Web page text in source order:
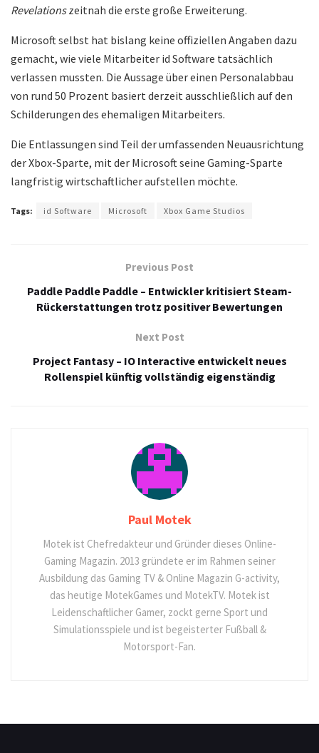
Revelationszeitnah die erste große Erweiterung.
Microsoft selbst hat bislang keine offiziellen Angaben dazu
gemacht, wie viele Mitarbeiter id Software tatsächlich
verlassen mussten. Die Aussage über einen Personalabbau
von rund 50 Prozent basiert derzeit ausschließlich auf den
Schilderungen des ehemaligen Mitarbeiters.
Die Entlassungen sind Teil der umfassenden Neuausrichtung
der Xbox-Sparte, mit der Microsoft seine Gaming-Sparte
langfristig wirtschaftlicher aufstellen möchte.
Tags: id Software Microsoft Xbox Game Studios
Previous Post
Paddle Paddle Paddle – Entwickler kritisiert Steam-
Rückerstattungen trotz positiver Bewertungen
Next Post
Project Fantasy – IO Interactive entwickelt neues
Rollenspiel künftig vollständig eigenständig
Paul Motek
Motek ist Chefredakteur und Gründer dieses Online-
Gaming Magazin. 2013 gründete er im Rahmen seiner
Ausbildung das Gaming TV & Online Magazin G-activity,
das heutige MotekGames und MotekTV. Motek ist
Leidenschaftlicher Gamer, zockt gerne Sport und
Simulationsspiele und ist begeisterter Fußball &
Motorsport-Fan.